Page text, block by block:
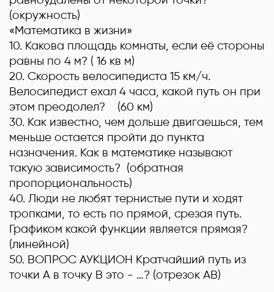
(окружность)
«Математика в жизни»
10. Какова площадь комнаты, если её стороны
равны по 4 м? ( 16 кв м)
20. Скорость велосипедиста 15 км/ч.
Велосипедист ехал 4 часа, какой путь он при
этом преодолел? (60 км)
30. Как известно, чем дольше двигаешься, тем
меньше остается пройти до пункта
назначения. Как в математике называют
такую зависимость? (обратная
пропорциональность)
40. Люди не любят тернистые пути и ходят
тропками, то есть по прямой, срезая путь.
Графиком какой функции является прямая?
(линейной)
50. ВОПРОС АУКЦИОН Кратчайший путь из
точки А в точку В это - …? (отрезок АВ)